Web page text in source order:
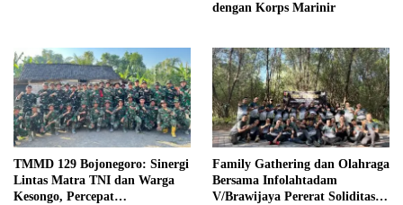
dengan Korps Marinir
TMMD 129 Bojonegoro: Sinergi
Lintas Matra TNI dan Warga
Kesongo, Percepat
Family Gathering dan Olahraga
Bersama Infolahtadam
V/Brawijaya Pererat Soliditas